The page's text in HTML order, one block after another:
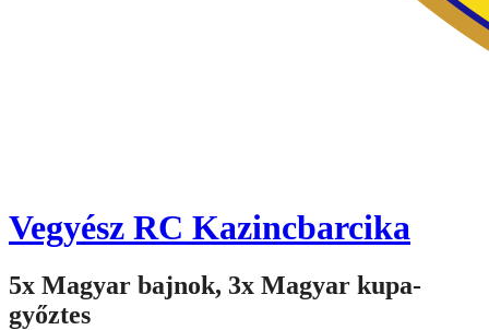
Vegyész RC Kazincbarcika
5x Magyar bajnok, 3x Magyar kupa-
győztes